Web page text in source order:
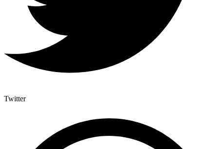
Twitter